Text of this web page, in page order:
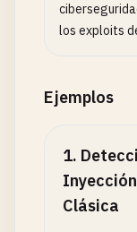
los exploits
Ejemplos
1.
Inyección
Clásica